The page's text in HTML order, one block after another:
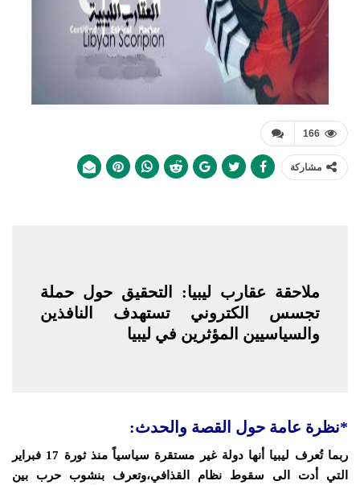
166
مشاركة
ملاحقة عقارب ليبيا: التحقيق حول حملة
تجسس الكتروني تستهدف النافذين
والسياسيين المؤثرين في ليبيا
*نظرة عامة حول القصة والحدث:
ربما تُعرف ليبيا أنها دولة غير مستقرة سياسياً منذ ثورة 17 فبراير
التي أدت الى سقوط نظام القذافي،وتعرف بنشوب حرب بين